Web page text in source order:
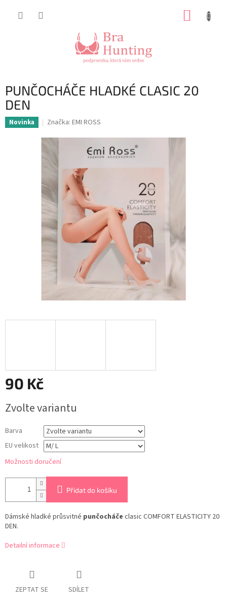
PUNČOCHÁČE HLADKÉ CLASIC 20
DEN
Novinka Značka: EMI ROSS
90 Kč
cena:
Zvolte variantu
Barva
EU velikost
Možnosti doručení
Přidat do košíku
Dámské hladké průsvitné punčocháče clasic COMFORT ELASTICITY 20
DEN.
Detailní informace
ZEPTAT SE SDÍLET